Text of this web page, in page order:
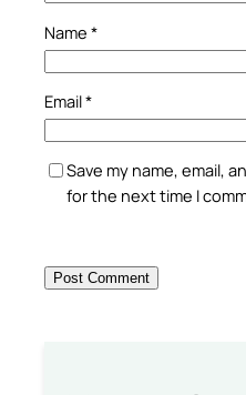
Name *
Email*
Save my name, email,
for the next time I